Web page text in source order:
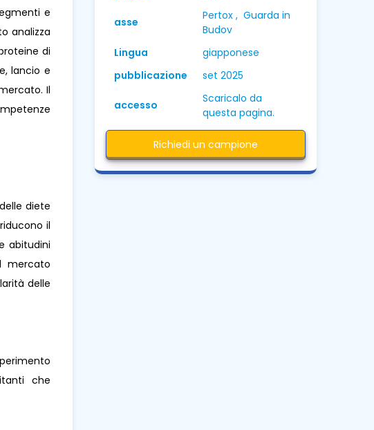
e
analizza
​​di
lancio e
Il
diete
il
abitudini
mercato
delle
che
asse
Pertox , Guarda in
Budov
Lingua
giapponese
pubblicazione
set 2025
accesso
Scaricalo da
questa pagina.
Richiedi un campione